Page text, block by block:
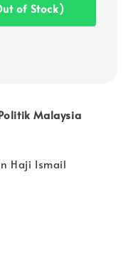
of Stock)
Malaysia
Haji Ismail